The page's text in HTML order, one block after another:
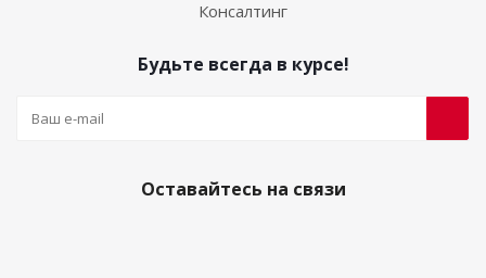
Консалтинг
Будьте всегда в курсе!
Оставайтесь на связи